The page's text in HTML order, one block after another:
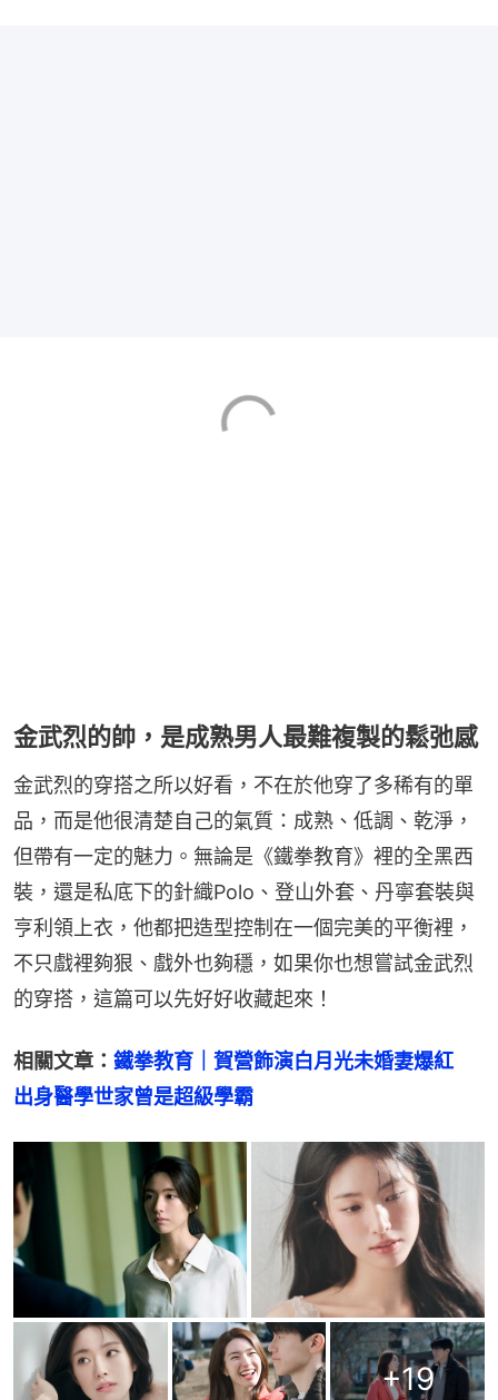
金武烈的帥，是成熟男人最難複製的鬆弛感
金武烈的穿搭之所以好看，不在於他穿了多稀有的單
品，而是他很清楚自己的氣質：成熟、低調、乾淨，
但帶有一定的魅力。無論是《鐵拳教育》裡的全黑西
裝，還是私底下的針織Polo、登山外套、丹寧套裝與
亨利領上衣，他都把造型控制在一個完美的平衡裡，
不只戲裡夠狠、戲外也夠穩，如果你也想嘗試金武烈
的穿搭，這篇可以先好好收藏起來！
相關文章： 鐵拳教育｜賀營飾演白月光未婚妻爆紅
出身醫學世家曾是超級學霸
+19